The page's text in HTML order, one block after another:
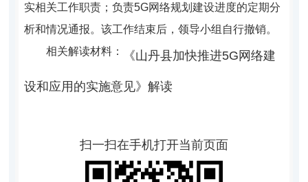
实相关工作职责；负责5G网络规划建设进度的定期分
析和情况通报。该工作结束后，领导小组自行撤销。
相关解读材料：
《山丹县加快推进5G网络建
设和应用的实施意见》解读
扫一扫在手机打开当前页面